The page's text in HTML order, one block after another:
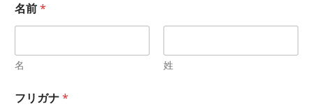
名前*
名 姓
フリガナ*